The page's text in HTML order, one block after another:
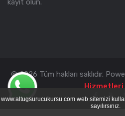
kayıt olun.
© 2026 Tüm hakları saklıdır.
Hizmetleri
www.altugsurucukursu.com web sitemizi
sayılırsınız.